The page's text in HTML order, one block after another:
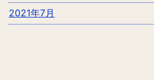
2021年7月